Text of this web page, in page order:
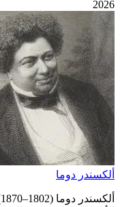
2026
ألكسندر دوما